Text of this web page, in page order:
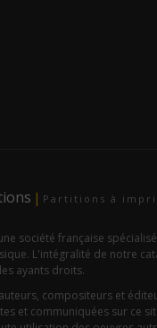
| Partitions à
société française
L'intégralité de notre
ayants droits.
compositeurs et
et communiquées sur ce